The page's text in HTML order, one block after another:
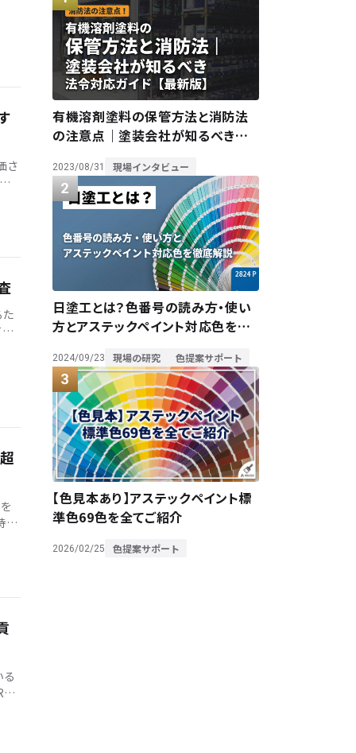
さ
た
つ
有機溶剤塗料の保管方法と消防法
の注意点｜塗装会社が知るべき法
2023/08/31 現場インタビュー
日塗工とは？色番号の読み方・使い
方とアステックペイント対応色を徹
2024/09/23 現場の研究 色提案サポート
【色見本あり】アステックペイント標
準色69色を全てご紹介
2026/02/25 色提案サポート